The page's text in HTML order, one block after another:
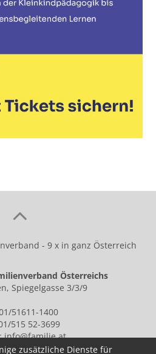
- 9 x in ganz Österreich
Österreichs
Spiegelgasse 3/3/9
51611-1400
515 52-3699
info@familie.at
zusätzliche Dienste für